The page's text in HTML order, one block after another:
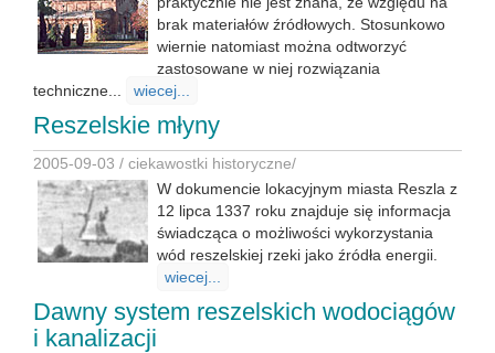
brak materiałów źródłowych. Stosunkowo
wiernie natomiast można odtworzyć
zastosowane w niej rozwiązania
techniczne...
wiecej...
Reszelskie młyny
2005-09-03 / ciekawostki historyczne/
W dokumencie lokacyjnym miasta Reszla z
12 lipca 1337 roku znajduje się informacja
świadcząca o możliwości wykorzystania
wód reszelskiej rzeki jako źródła energii.
wiecej...
Dawny system reszelskich wodociągów
i kanalizacji